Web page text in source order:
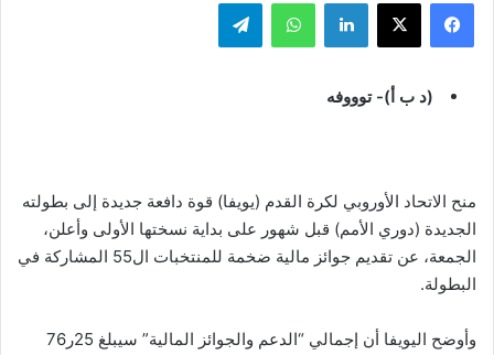
(د ب أ)- توووفه
منح الاتحاد الأوروبي لكرة القدم (يويفا) قوة دافعة جديدة إلى بطولته
الجديدة (دوري الأمم) قبل شهور على بداية نسختها الأولى وأعلن،
الجمعة، عن تقديم جوائز مالية ضخمة للمنتخبات ال55 المشاركة في
البطولة.
وأوضح اليويفا أن إجمالي “الدعم والجوائز المالية” سيبلغ 25ر76